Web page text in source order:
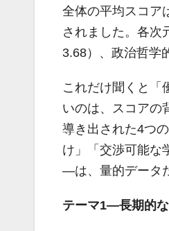
全体の平均スコア
されました。各次
3.68）、政治哲学
これだけ聞くと「
いのは、スコアの
導き出された4つ
け」「交渉可能な
―は、量的データ
テーマ1―長期的